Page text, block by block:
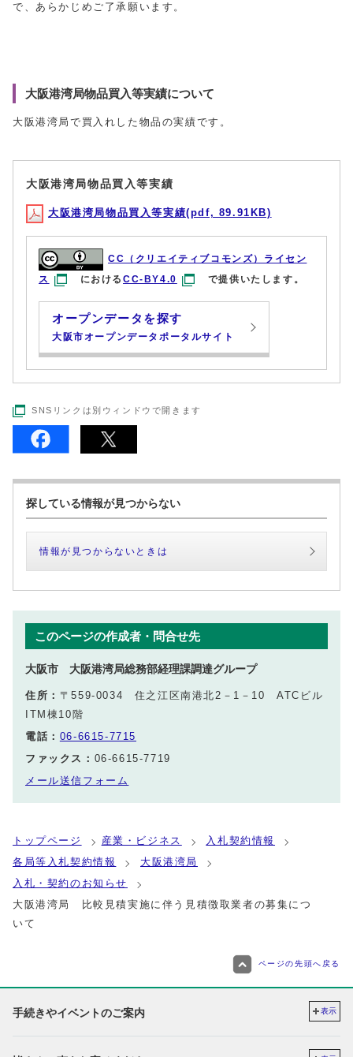
で、あらかじめご了承願います。
大阪港湾局物品買入等実績について
大阪港湾局で買入れした物品の実績です。
大阪港湾局物品買入等実績
大阪港湾局物品買入等実績(pdf, 89.91KB)
CC（クリエイティブコモンズ）ライセン
ス
におけるCC-BY4.0 で提供いたします。
オープンデータを探す
大阪市オープンデータポータルサイト
SNSリンクは別ウィンドウで開きます
探している情報が見つからない
情報が見つからないときは
このページの作成者・問合せ先
大阪市 大阪港湾局総務部経理課調達グループ
住所： 〒559-0034 住之江区南港北2－1－10 ATCビル
ITM棟10階
電話： 06-6615-7715
ファックス： 06-6615-7719
メール送信フォーム
トップページ 産業・ビジネス
入札契約情報
各局等入札契約情報
大阪港湾局
入札・契約のお知らせ
大阪港湾局 比較見積実施に伴う見積徴取業者の募集につ
いて
ページの先頭へ戻る
手続きやイベントのご案内 表示